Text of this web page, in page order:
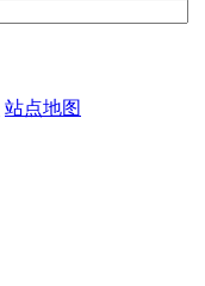
站点地图